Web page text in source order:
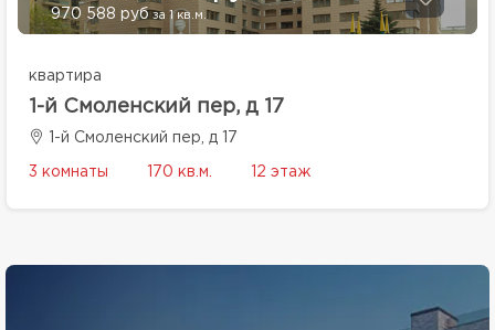
970 588 руб за 1 кв.м.
квартира
1-й Смоленский пер, д 17
1-й Смоленский пер, д 17
3 комнаты 170 кв.м. 12 этаж